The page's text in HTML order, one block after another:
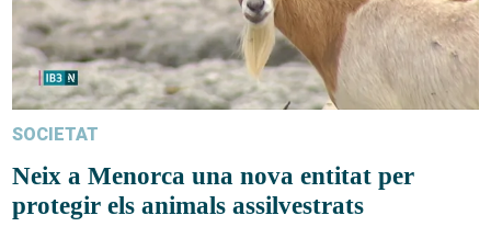
SOCIETAT
Neix a Menorca una nova entitat per
protegir els animals assilvestrats